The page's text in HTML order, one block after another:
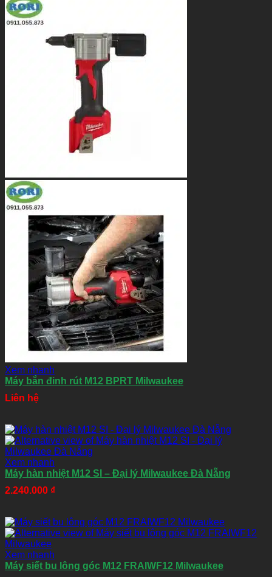
Xem nhanh
Máy bắn đinh rút M12 BPRT Milwaukee
Liên hệ
Xem nhanh
Máy hàn nhiệt M12 SI – Đại lý Milwaukee Đà Nẵng
2.240.000 ₫
Xem nhanh
Máy siết bu lông góc M12 FRAIWF12 Milwaukee